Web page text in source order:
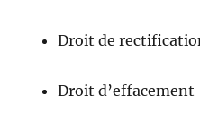
Droit de
Droit d’effacement